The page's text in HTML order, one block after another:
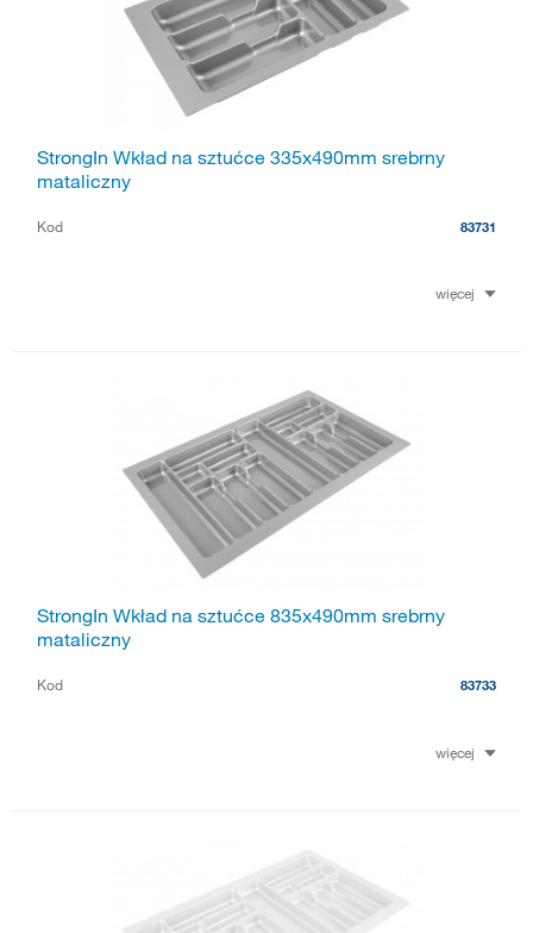
StrongIn Wkład na sztućce 335x490mm srebrny
mataliczny
Kod 83731
więcej
StrongIn Wkład na sztućce 835x490mm srebrny
mataliczny
Kod 83733
więcej